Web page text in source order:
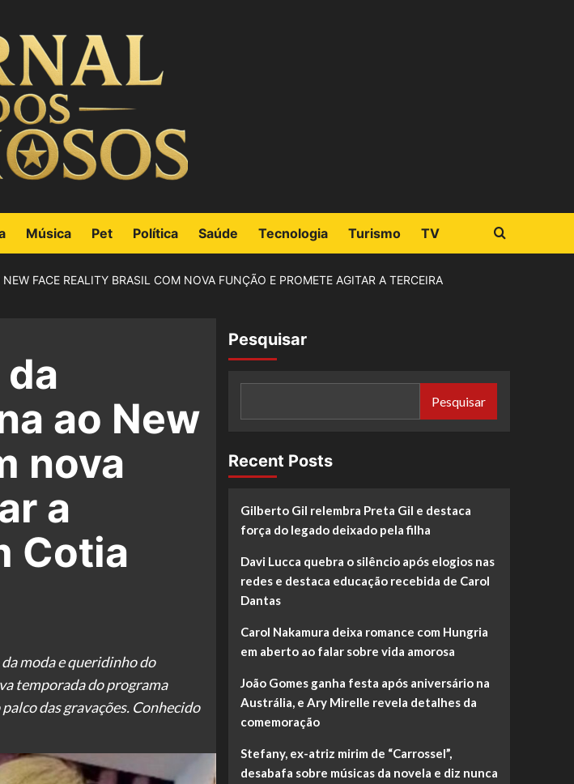
Música Pet Política Saúde Tecnologia Turismo TV
FACE REALITY BRASIL COM NOVA FUNÇÃO E PROMETE AGITAR A TERCEIRA
ao New
nova
a
Cotia
moda e queridinho do
temporada do programa
das gravações. Conhecido
Pesquisar
Pesquisar
Recent Posts
Gilberto Gil relembra Preta Gil e destaca
força do legado deixado pela filha
Davi Lucca quebra o silêncio após elogios nas
redes e destaca educação recebida de Carol
Dantas
Carol Nakamura deixa romance com Hungria
em aberto ao falar sobre vida amorosa
João Gomes ganha festa após aniversário na
Austrália, e Ary Mirelle revela detalhes da
comemoração
Stefany, ex-atriz mirim de “Carrossel”,
desabafa sobre músicas da novela e diz nunca